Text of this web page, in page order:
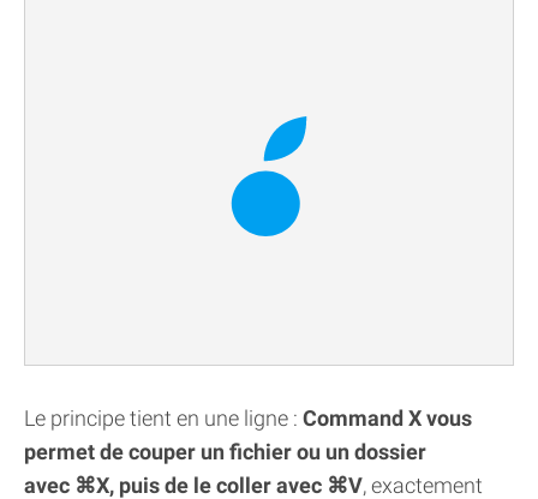
Le principe tient en une ligne : Command X vous
permet de couper un fichier ou un dossier
avec ⌘X, puis de le coller avec ⌘V, exactement